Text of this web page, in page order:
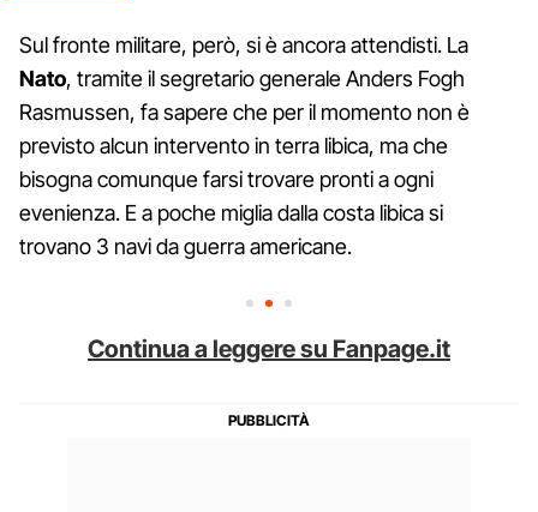
Sul fronte militare, però, si è ancora attendisti. La
Nato, tramite il segretario generale Anders Fogh
Rasmussen, fa sapere che per il momento non è
previsto alcun intervento in terra libica, ma che
bisogna comunque farsi trovare pronti a ogni
evenienza. E a poche miglia dalla costa libica si
trovano 3 navi da guerra americane.
Continua a leggere su Fanpage.it